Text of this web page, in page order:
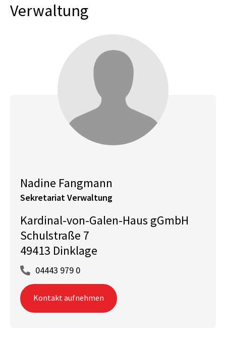
Verwaltung
Nadine Fangmann
Sekretariat Verwaltung
Kardinal-von-Galen-Haus gGmbH
Schulstraße 7
49413 Dinklage
04443 979 0
Kontakt aufnehmen